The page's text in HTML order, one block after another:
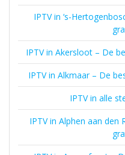
IPTV in ‘s-
IPTV in Akersloot – De
IPTV in Alkmaar – De
IPTV in alle
IPTV in Alphen aan den